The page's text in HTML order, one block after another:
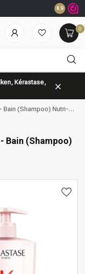
Voor
8.9
0
Kérastase,
Bain (Shampoo) Nutri-
Bain (Shampoo)